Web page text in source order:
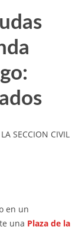
SECCION CIVIL
en un
una Plaza de la